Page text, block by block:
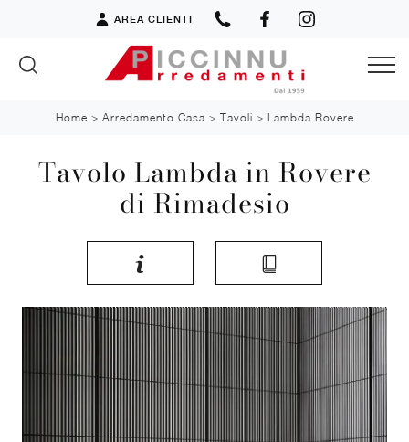
AREA CLIENTI
Home > Arredamento Casa > Tavoli > Lambda Rovere
Tavolo Lambda in Rovere
di Rimadesio